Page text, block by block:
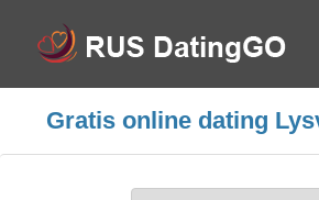
Gratis online dating